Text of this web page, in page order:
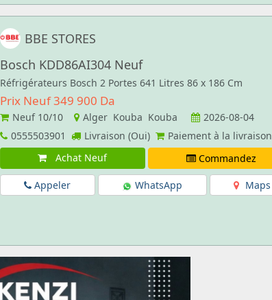
BBE STORES
Bosch KDD86AI304 Neuf
Réfrigérateurs Bosch 2 Portes 641 Litres 86 x 186 Cm
Prix Neuf 349 900 Da
Neuf 10/10 Alger Kouba Kouba
2026-08-04
0555503901
Livraison (Oui)
Paiement à la livraison
Achat Neuf
Commandez
Appeler WhatsApp Maps